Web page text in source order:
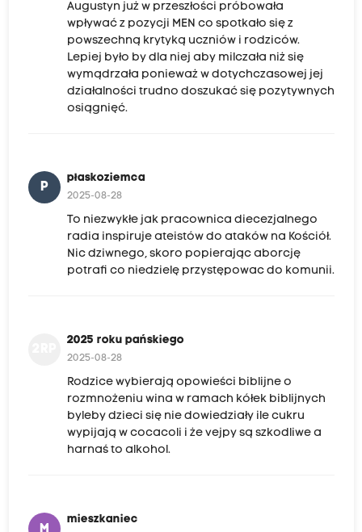
Augustyn już w przeszłości próbowała
wpływać z pozycji MEN co spotkało się z
powszechną krytyką uczniów i rodziców.
Lepiej było by dla niej aby milczała niż się
wymądrzała ponieważ w dotychczasowej jej
działalności trudno doszukać się pozytywnych
osiągnięć.
P
płaskoziemca
2025-08-28
To niezwykłe jak pracownica diecezjalnego
radia inspiruje ateistów do ataków na Kościół.
Nic dziwnego, skoro popierając aborcję
potrafi co niedzielę przystępowac do komunii.
2025 roku pańskiego
2025-08-28
Rodzice wybierają opowieści biblijne o
rozmnożeniu wina w ramach kółek biblijnych
byleby dzieci się nie dowiedziały ile cukru
wypijają w cocacoli i że vejpy są szkodliwe a
harnaś to alkohol.
M
mieszkaniec